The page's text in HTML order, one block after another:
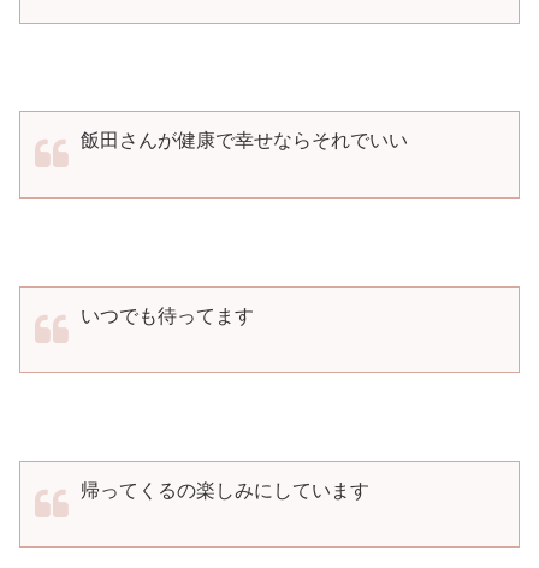
飯田さんが健康で幸せならそれでいい
いつでも待ってます
帰ってくるの楽しみにしています